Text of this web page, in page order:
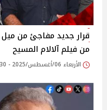
قرار جديد مفاجئ من
من فيلم آلالام المسيح
الأربعاء 06/أغسطس/2025 - 06:30 م